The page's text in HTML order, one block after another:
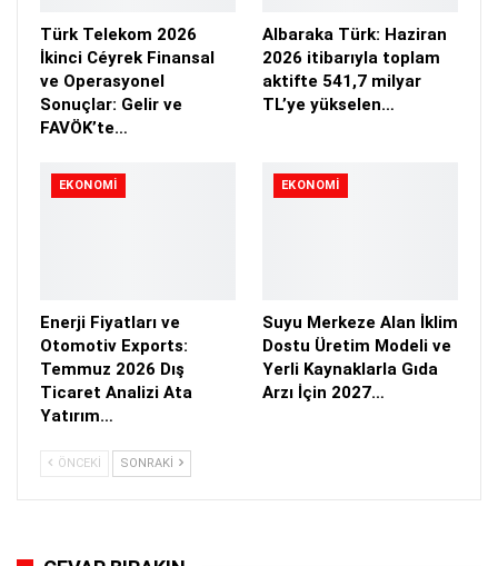
Türk Telekom 2026
İkinci Céyrek Finansal
ve Operasyonel
Sonuçlar: Gelir ve
FAVÖK’te…
Albaraka Türk: Haziran
2026 itibarıyla toplam
aktifte 541,7 milyar
TL’ye yükselen…
EKONOMI
Enerji Fiyatları ve
Otomotiv Exports:
Temmuz 2026 Dış
Ticaret Analizi Ata
Yatırım…
EKONOMI
Suyu Merkeze Alan İklim
Dostu Üretim Modeli ve
Yerli Kaynaklarla Gıda
Arzı İçin 2027…
ÖNCEKI SONRAKI